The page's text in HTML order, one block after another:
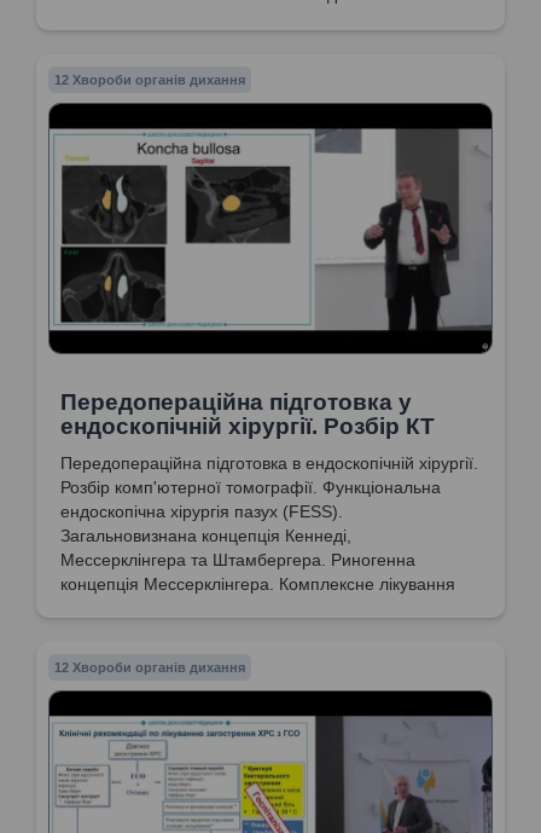
12 Хвороби органів дихання
Передопераційна підготовка у
ендоскопічній хірургії. Розбір КТ
Передопераційна підготовка в ендоскопічній хірургії.
Розбір комп'ютерної томографії. Функціональна
ендоскопічна хірургія пазух (FESS).
Загальновизнана концепція Кеннеді,
Мессерклінгера та Штамбергера. Риногенна
концепція Мессерклінгера. Комплексне лікування
12 Хвороби органів дихання